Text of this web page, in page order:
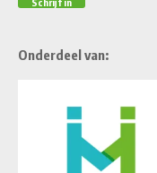
Onderdeel van: